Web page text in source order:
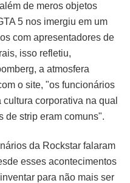
de meros objetos
5 nos imergiu em um
com apresentadores de
isso refletiu,
a atmosfera
o site, "os funcionários
corporativa na qual
de strip eram comuns".
da Rockstar falaram
esses acontecimentos
para não mais ser